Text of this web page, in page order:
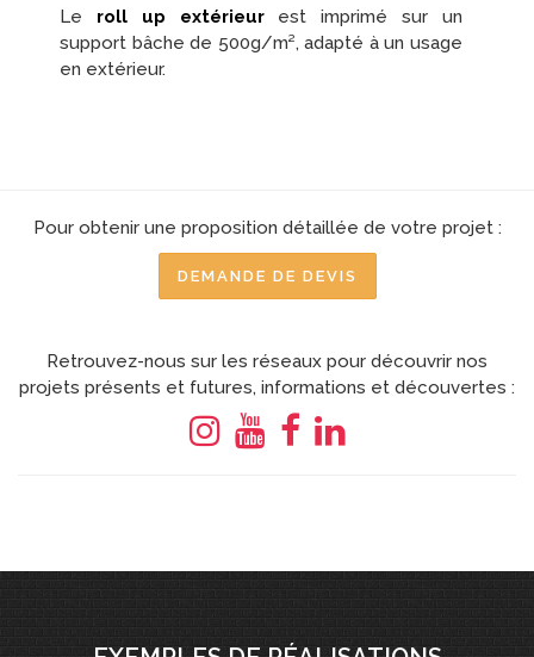
Le roll up extérieurest imprimé sur un
support bâche de 500g/m², adapté à un usage
en extérieur.
Pour obtenir une proposition détaillée de votre projet :
DEMANDE DE DEVIS
Retrouvez-nous sur les réseaux pour découvrir nos
projets présents et futures, informations et découvertes :